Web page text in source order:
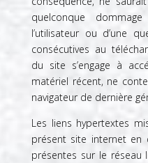
quelconque
l’utilisateur ou d’une
consécutives au
du site s’engage à
matériel récent, ne
navigateur de dernière
Les liens hypertextes
présent site internet en
présentes sur le réseau